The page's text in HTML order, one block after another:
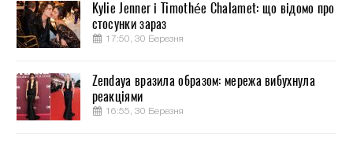
Kylie Jenner і Timothée Chalamet: що відомо про
стосунки зараз
17:50, 30 Березня
Zendaya вразила образом: мережа вибухнула
реакціями
16:55, 30 Березня